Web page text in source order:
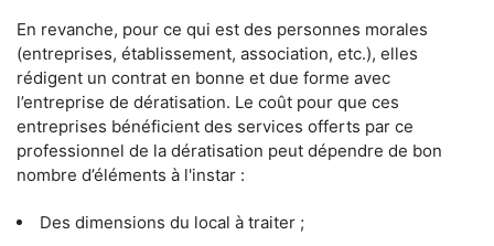
En revanche, pour ce qui est des personnes morales
(entreprises, établissement, association, etc.), elles
rédigent un contrat en bonne et due forme avec
l’entreprise de dératisation. Le coût pour que ces
entreprises bénéficient des services offerts par ce
professionnel de la dératisation peut dépendre de bon
nombre d’éléments à l'instar :
Des dimensions du local à traiter ;